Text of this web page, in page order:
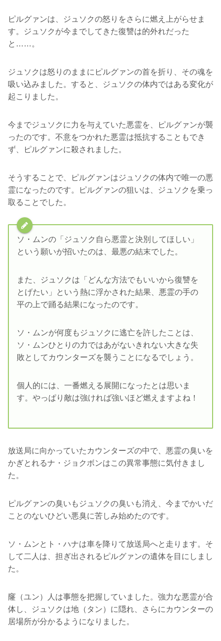
ピルグァンは、ジュソクの怒りをさらに燃え上がらせま
す。ジュソクが今までしてきた復讐は的外れだった
と……。
ジュソクは怒りのままにピルグァンの首を折り、その魂を
吸い込みました。すると、ジュソクの体内ではある変化が
起こりました。
今までジュソクに力を与えていた悪霊を、ピルグァンが襲
ったのです。不意をつかれた悪霊は抵抗することもでき
ず、ピルグァンに殺されました。
そうすることで、ピルグァンはジュソクの体内で唯一の悪
霊になったのです。ピルグァンの狙いは、ジュソクを乗っ
取ることでした。
ソ・ムンの「ジュソク自ら悪霊と決別してほしい」
という願いが招いたのは、最悪の結末でした。
また、ジュソクは「どんな方法でもいいから復讐を
とげたい」という熱に浮かされた結果、悪霊の手の
平の上で踊る結果になったのです。
ソ・ムンが何度もジュソクに逃亡を許したことは、
ソ・ムンひとりの力ではあがないきれない大きな失
敗としてカウンターズを襲うことになるでしょう。
個人的には、一番燃える展開になったとは思いま
す。やっぱり敵は強ければ強いほど燃えますよね！
放送局に向かっていたカウンターズの中で、悪霊の臭いを
かぎとれるナ・ジョクボンはこの異常事態に気付きまし
た。
ピルグァンの臭いもジュソクの臭いも消え、今までかいだ
ことのないひどい悪臭に苦しみ始めたのです。
ソ・ムンとト・ハナは車を降りて放送局へと走ります。そ
して二人は、担ぎ出されるピルグァンの遺体を目にしまし
た。
窿（ユン）人は事態を把握していました。強力な悪霊が合
体し、ジュソクは地（タン）に隠れ、さらにカウンターの
居場所が分かるようになりました。